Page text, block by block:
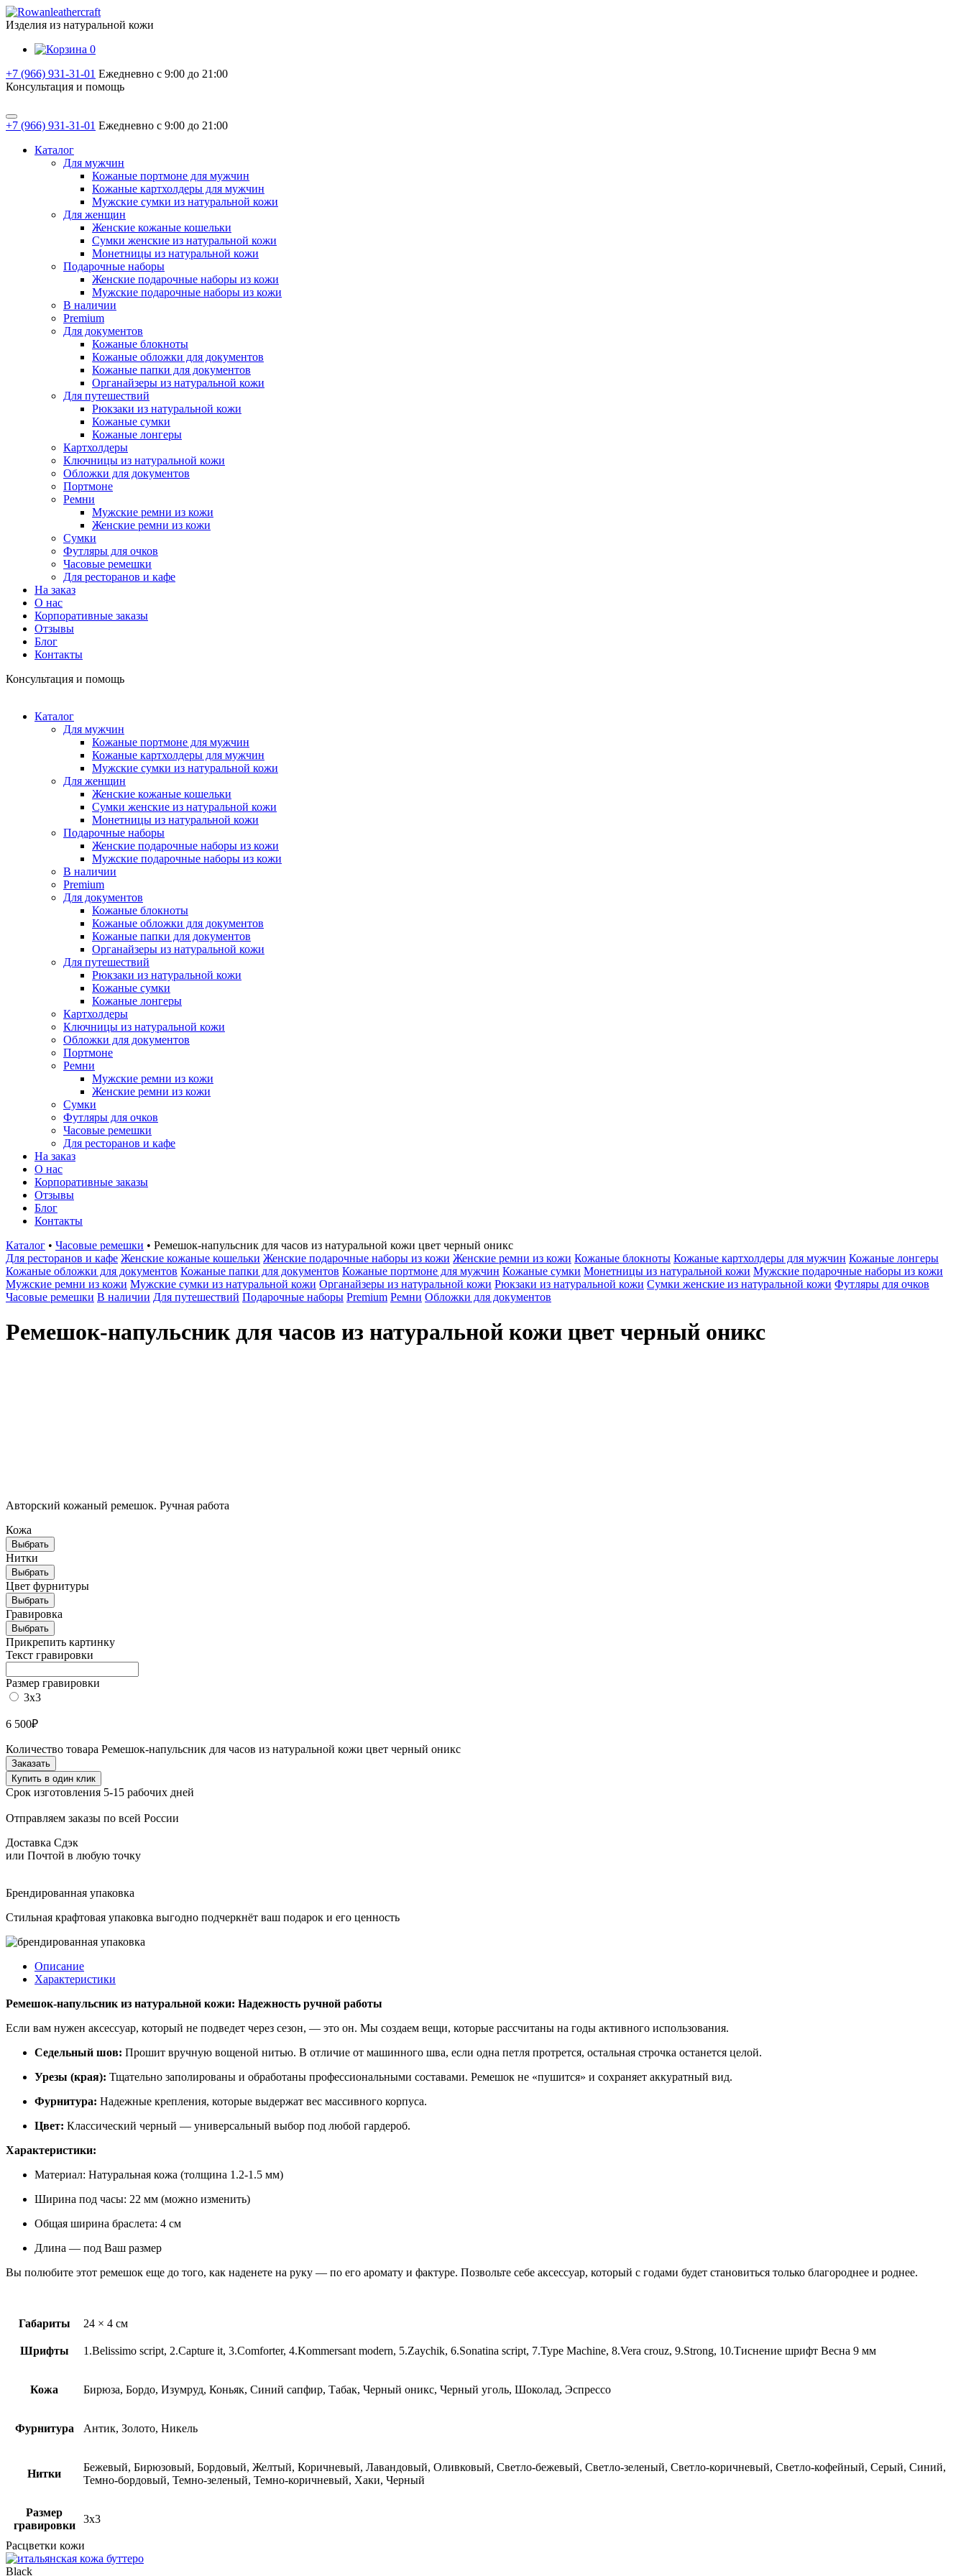
Изделия из натуральной кожи
0
+7 (966) 931-31-01 Ежедневно с 9:00 до 21:00
Консультация и помощь
+7 (966) 931-31-01 Ежедневно с 9:00 до 21:00
Каталог
Для мужчин
Кожаные портмоне для мужчин
Кожаные картхолдеры для мужчин
Мужские сумки из натуральной кожи
Для женщин
Женские кожаные кошельки
Сумки женские из натуральной кожи
Монетницы из натуральной кожи
Подарочные наборы
Женские подарочные наборы из кожи
Мужские подарочные наборы из кожи
В наличии
Premium
Для документов
Кожаные блокноты
Кожаные обложки для документов
Кожаные папки для документов
Органайзеры из натуральной кожи
Для путешествий
Рюкзаки из натуральной кожи
Кожаные сумки
Кожаные лонгеры
Картхолдеры
Ключницы из натуральной кожи
Обложки для документов
Портмоне
Ремни
Мужские ремни из кожи
Женские ремни из кожи
Сумки
Футляры для очков
Часовые ремешки
Для ресторанов и кафе
На заказ
О нас
Корпоративные заказы
Отзывы
Блог
Контакты
Консультация и помощь
Каталог
Для мужчин
Кожаные портмоне для мужчин
Кожаные картхолдеры для мужчин
Мужские сумки из натуральной кожи
Для женщин
Женские кожаные кошельки
Сумки женские из натуральной кожи
Монетницы из натуральной кожи
Подарочные наборы
Женские подарочные наборы из кожи
Мужские подарочные наборы из кожи
В наличии
Premium
Для документов
Кожаные блокноты
Кожаные обложки для документов
Кожаные папки для документов
Органайзеры из натуральной кожи
Для путешествий
Рюкзаки из натуральной кожи
Кожаные сумки
Кожаные лонгеры
Картхолдеры
Ключницы из натуральной кожи
Обложки для документов
Портмоне
Ремни
Мужские ремни из кожи
Женские ремни из кожи
Сумки
Футляры для очков
Часовые ремешки
Для ресторанов и кафе
На заказ
О нас
Корпоративные заказы
Отзывы
Блог
Контакты
Каталог • Часовые ремешки • Ремешок-напульсник для часов из натуральной кожи цвет черный оникс
Для ресторанов и кафе Женские кожаные кошельки Женские подарочные наборы из кожи Женские ремни из кожи Кожаные блокноты Кожаные картхолдеры для мужчин Кожаные лонгеры
Кожаные обложки для документов Кожаные папки для документов Кожаные портмоне для мужчин Кожаные сумки Монетницы из натуральной кожи Мужские подарочные наборы из кожи
Мужские ремни из кожи Мужские сумки из натуральной кожи Органайзеры из натуральной кожи Рюкзаки из натуральной кожи Сумки женские из натуральной кожи Футляры для очков
Часовые ремешки В наличии Для путешествий Подарочные наборы Premium Ремни Обложки для документов
Ремешок-напульсник для часов из натуральной кожи цвет черный оникс
Авторский кожаный ремешок. Ручная работа
Кожа
Выбрать
Нитки
Выбрать
Цвет фурнитуры
Выбрать
Гравировка
Выбрать
Прикрепить картинку
Текст гравировки
Размер гравировки
3х3
6 500₽
Количество товара Ремешок-напульсник для часов из натуральной кожи цвет черный оникс
Заказать
Купить в один клик
Срок изготовления 5-15 рабочих дней
Отправляем заказы по всей России
Доставка Сдэк
или Почтой в любую точку
Брендированная упаковка
Стильная крафтовая упаковка выгодно подчеркнёт ваш подарок и его ценность
Описание
Характеристики
Ремешок-напульсник из натуральной кожи: Надежность ручной работы
Если вам нужен аксессуар, который не подведет через сезон, — это он. Мы создаем вещи, которые рассчитаны на годы активного использования.
Седельный шов: Прошит вручную вощеной нитью. В отличие от машинного шва, если одна петля протрется, остальная строчка останется целой.
Урезы (края): Тщательно заполированы и обработаны профессиональными составами. Ремешок не «пушится» и сохраняет аккуратный вид.
Фурнитура: Надежные крепления, которые выдержат вес массивного корпуса.
Цвет: Классический черный — универсальный выбор под любой гардероб.
Характеристики:
Материал: Натуральная кожа (толщина 1.2-1.5 мм)
Ширина под часы: 22 мм (можно изменить)
Общая ширина браслета: 4 см
Длина — под Ваш размер
Вы полюбите этот ремешок еще до того, как наденете на руку — по его аромату и фактуре. Позвольте себе аксессуар, который с годами будет становиться только благороднее и роднее.
Габариты 24 × 4 см
Шрифты 1.Belissimo script, 2.Capture it, 3.Comforter, 4.Kommersant modern, 5.Zaychik, 6.Sonatina script, 7.Type Machine, 8.Vera crouz, 9.Strong, 10.Тиснение шрифт Весна 9 мм
Кожа Бирюза, Бордо, Изумруд, Коньяк, Синий сапфир, Табак, Черный оникс, Черный уголь, Шоколад, Эспрессо
Фурнитура Антик, Золото, Никель
Нитки
Бежевый, Бирюзовый, Бордовый, Желтый, Коричневый, Лавандовый, Оливковый, Светло-бежевый, Светло-зеленый, Светло-коричневый, Светло-кофейный, Серый, Синий,
Темно-бордовый, Темно-зеленый, Темно-коричневый, Хаки, Черный
Размер
гравировки
3х3
Расцветки кожи
Black